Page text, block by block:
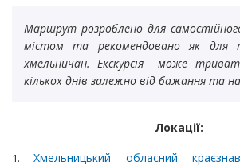
Маршрут розроблено для
містом та рекомендовано як для
хмельничан. Екскурсія може
кількох днів залежно від бажання та
Локації:
1.Хмельницький обласний